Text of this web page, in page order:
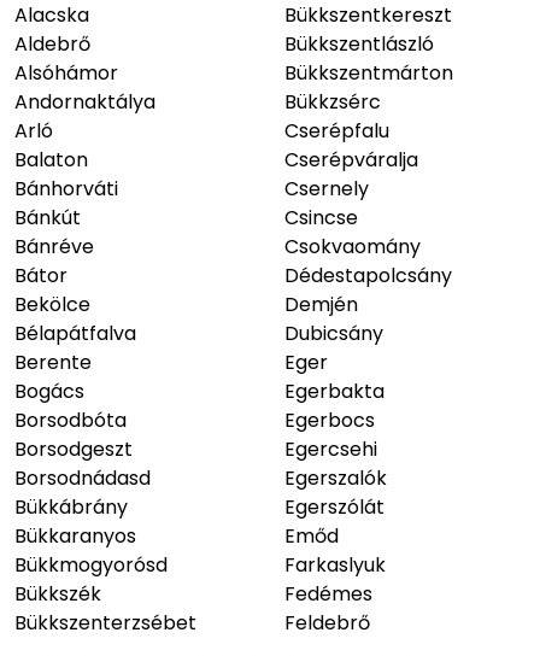
Alacska
Aldebrő
Alsóhámor
Andornaktálya
Arló
Balaton
Bánhorváti
Bánkút
Bánréve
Bátor
Bekölce
Bélapátfalva
Berente
Bogács
Borsodbóta
Borsodgeszt
Borsodnádasd
Bükkábrány
Bükkaranyos
Bükkmogyorósd
Bükkszék
Bükkszenterzsébet
Bükkszentkereszt
Bükkszentlászló
Bükkszentmárton
Bükkzsérc
Cserépfalu
Cserépváralja
Csernely
Csincse
Csokvaomány
Dédestapolcsány
Demjén
Dubicsány
Eger
Egerbakta
Egerbocs
Egercsehi
Egerszalók
Egerszólát
Emőd
Farkaslyuk
Fedémes
Feldebrő